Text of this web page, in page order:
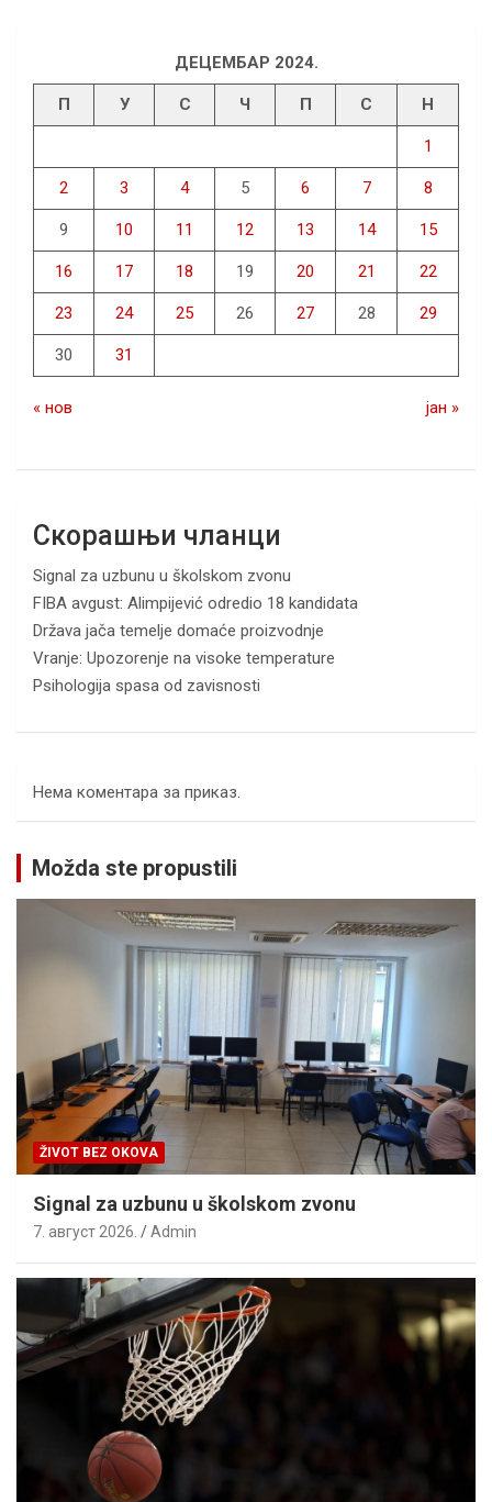
ДЕЦЕМБАР 2024.
П У С Ч П С Н
1
2 3 4 5 6 7 8
9 10 11 12 13 14 15
16 17 18 19 20 21 22
23 24 25 26 27 28 29
30 31
« нов јан »
Скорашњи чланци
Signal za uzbunu u školskom zvonu
FIBA avgust: Alimpijević odredio 18 kandidata
Država jača temelje domaće proizvodnje
Vranje: Upozorenje na visoke temperature
Psihologija spasa od zavisnosti
Нема коментара за приказ.
Možda ste propustili
ŽIVOT BEZ OKOVA
Signal za uzbunu u školskom zvonu
7. август 2026. Admin